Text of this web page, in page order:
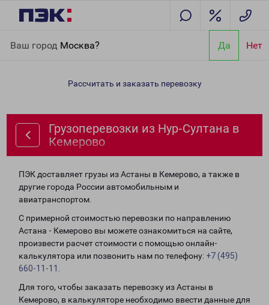
Ваш город Москва? Да Нет
Кемерово
Рассчитать и заказать перевозку
Грузоперевозки из Нур-Султана в
Кемерово
ПЭК доставляет грузы из Астаны в Кемерово, а также в
другие города России автомобильным и
авиатранспортом.
С примерной стоимостью перевозки по направлению
Астана - Кемерово вы можете ознакомиться на сайте,
произвести расчет стоимости с помощью онлайн-
калькулятора или позвонить нам по телефону: +7 (495)
660-11-11
Для того, чтобы заказать перевозку из Астаны в
Кемерово, в калькуляторе необходимо ввести данные для